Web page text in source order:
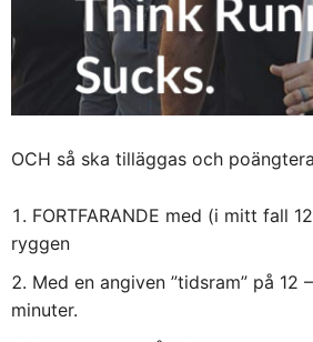
OCH så ska tilläggas och
FORTFARANDE med (i mitt fall
ryggen
Med en angiven ”tidsram” på 12
minuter.